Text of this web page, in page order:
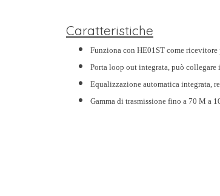
Caratteristiche
Funziona con HE01ST come
Porta loop out integrata, può
Equalizzazione automatica integrata,
Gamma di trasmissione fino a 70 M a